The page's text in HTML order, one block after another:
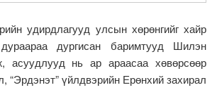
удирдлагууд улсын хөрөнгийг хайр
дургисан баримтууд Шилэн
асуудлууд нь ар араасаа хөвөрсөөр
“Эрдэнэт” үйлдвэрийн Ерөнхий захирал